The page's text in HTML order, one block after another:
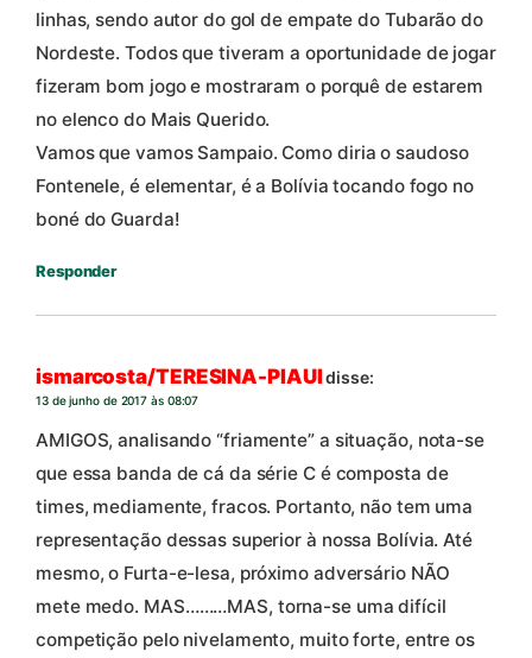
linhas, sendo autor do gol de empate do Tubarão do
Nordeste. Todos que tiveram a oportunidade de jogar
fizeram bom jogo e mostraram o porquê de estarem
no elenco do Mais Querido.
Vamos que vamos Sampaio. Como diria o saudoso
Fontenele, é elementar, é a Bolívia tocando fogo no
boné do Guarda!
Responder
ismarcosta/TERESINA-PIAUIdisse:
13 de junho de 2017 às 08:07
AMIGOS, analisando “friamente” a situação, nota-se
que essa banda de cá da série C é composta de
times, mediamente, fracos. Portanto, não tem uma
representação dessas superior à nossa Bolívia. Até
mesmo, o Furta-e-lesa, próximo adversário NÃO
mete medo. MAS………MAS, torna-se uma difícil
competição pelo nivelamento, muito forte, entre os